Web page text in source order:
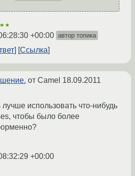
+00:00 автор топика
Ссылка
от Camel 18.09.2011
использовать что-нибудь
чтобы было более
+00:00